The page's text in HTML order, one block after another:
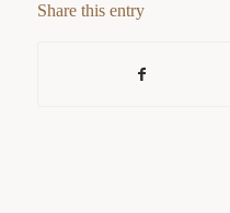
Share this entry